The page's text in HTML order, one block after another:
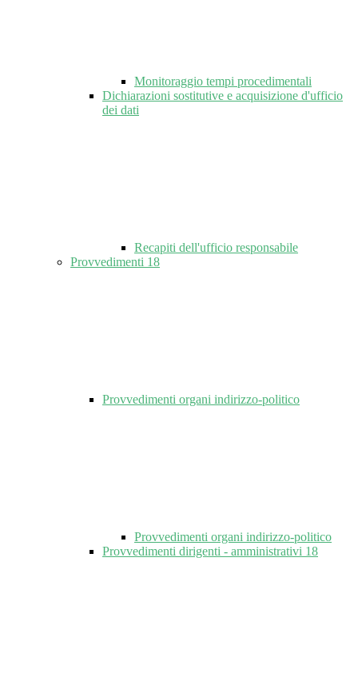
Monitoraggio tempi procedimentali
Dichiarazioni sostitutive e acquisizione d'ufficio
dei dati
Recapiti dell'ufficio responsabile
Provvedimenti 18
Provvedimenti organi indirizzo-politico
Provvedimenti organi indirizzo-politico
Provvedimenti dirigenti - amministrativi 18